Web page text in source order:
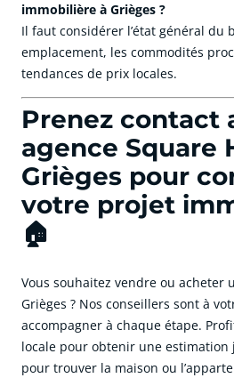
immobilière à Grièges ?
Il faut considérer l’état général du
emplacement, les commodités
tendances de prix locales.
Prenez contact
agence Square
Grièges pour
votre projet
🏠
Vous souhaitez vendre ou acheter
Grièges ? Nos conseillers sont à
accompagner à chaque étape.
locale pour obtenir une estimation
pour trouver la maison ou